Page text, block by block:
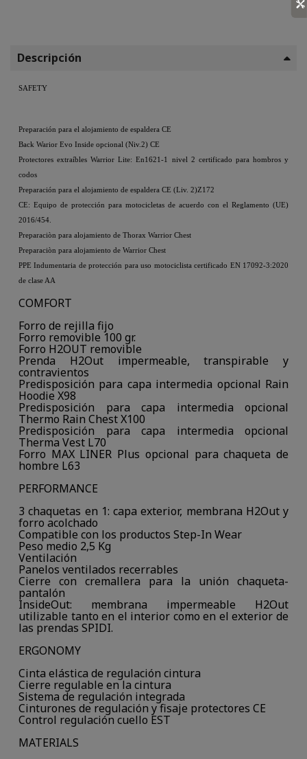
Descripción
SAFETY
Preparación para el alojamiento de espaldera CE
Back Warior Evo Inside opcional (Niv.2) CE
Protectores extraíbles Warrior Lite: En1621-1 nivel 2 certificado para hombros y
codos
Preparación para el alojamiento de espaldera CE (Liv. 2)Z172
CE: Equipo de protección para motocicletas de acuerdo con el Reglamento (UE)
2016/454.
Preparaciòn para alojamiento de Thorax Warrior Chest
Preparaciòn para alojamiento de Warrior Chest
PPE Indumentaria de protección para uso motociclista certificado EN 17092-3:2020
de clase AA
COMFORT
Forro de rejilla fijo
Forro removible 100 gr.
Forro H2OUT removible
Prenda H2Out impermeable, transpirable y
contravientos
Predisposición para capa intermedia opcional Rain
Hoodie X98
Predisposición para capa intermedia opcional
Thermo Rain Chest X100
Predisposición para capa intermedia opcional
Therma Vest L70
Forro MAX LINER Plus opcional para chaqueta de
hombre L63
PERFORMANCE
3 chaquetas en 1: capa exterior, membrana H2Out y
forro acolchado
Compatible con los productos Step-In Wear
Peso medio 2,5 Kg
Ventilación
Panelos ventilados recerrables
Cierre con cremallera para la unión chaqueta-
pantalón
InsideOut: membrana impermeable H2Out
utilizable tanto en el interior como en el exterior de
las prendas SPIDI.
ERGONOMY
Cinta elástica de regulación cintura
Cierre regulable en la cintura
Sistema de regulación integrada
Cinturones de regulación y fisaje protectores CE
Control regulación cuello EST
MATERIALS